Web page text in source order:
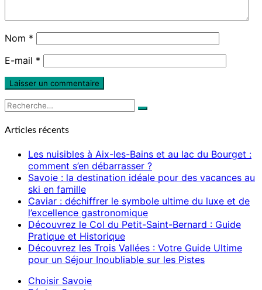
Nom *
E-mail *
Rechercher :
Recherche
Articles récents
Les nuisibles à Aix-les-Bains et au lac du Bourget :
comment s’en débarrasser ?
Savoie : la destination idéale pour des vacances au
ski en famille
Caviar : déchiffrer le symbole ultime du luxe et de
l’excellence gastronomique
Découvrez le Col du Petit-Saint-Bernard : Guide
Pratique et Historique
Découvrez les Trois Vallées : Votre Guide Ultime
pour un Séjour Inoubliable sur les Pistes
Choisir Savoie